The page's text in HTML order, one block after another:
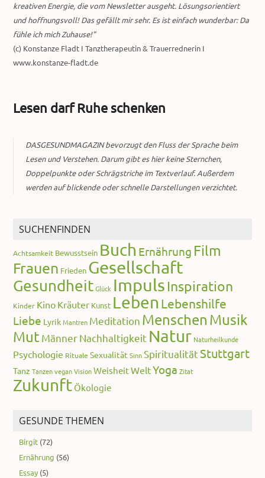
kreativen Energie, die vom Newsletter ausgeht. Lösungsorientiert
und hoffnungsvoll! Das gefällt mir sehr. Es ist einfach wunderbar: Da
fühle ich mich Zuhause!"
(c) Konstanze Fladt I Tanztherapeutin & Trauerrednerin I
www.konstanze-fladt.de
Lesen darf Ruhe schenken
DASGESUNDMAGAZIN bevorzugt den Fluss der Sprache beim
Lesen und Verstehen. Darum gibt es hier keine Sternchen,
Doppelpunkte oder Schrägstriche im Textverlauf. Außerdem
werden auf blickende oder schnelle Darstellungen verzichtet.
SUCHENFINDEN
Achtsamkeit Bewusstsein Buch Ernährung Film
Frauen Frieden Gesellschaft
Gesundheit Glück Impuls Inspiration
Kinder Kino Kräuter Kunst Leben Lebenshilfe
Liebe Lyrik Mantren Meditation Menschen Musik
Mut MännerNachhaltigkeit Natur Naturheilkunde
Psychologie Rituale Sexualität Sinn SpiritualitätStuttgart
Tanz Tanzen vegan Vision WeisheitWeltYoga Zitat
Zukunft Ökologie
GESUNDE THEMEN
Birgit (72)
Ernährung (56)
Essay (5)